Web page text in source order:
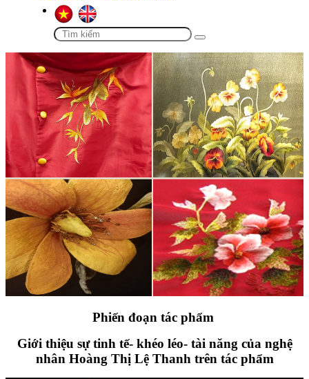
Phiến đoạn tác phẩm
Giới thiệu sự tinh tế- khéo léo- tài năng của nghệ
nhân Hoàng Thị Lệ Thanh trên tác phẩm